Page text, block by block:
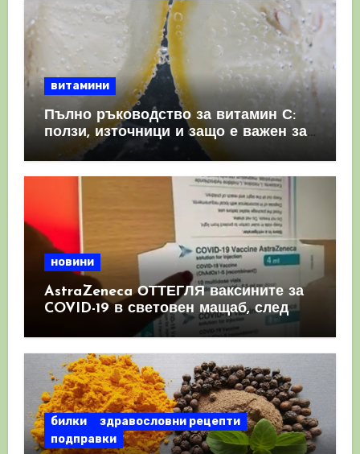
витамини
Пълно ръководство за витамин С:
ползи, източници и защо е важен за
имунната система
новини
AstraZeneca ОТТЕГЛЯ ваксините за
COVID-19 в световен мащаб, след
като призна, че те причиняват
билки
здравословни рецепти
подправки